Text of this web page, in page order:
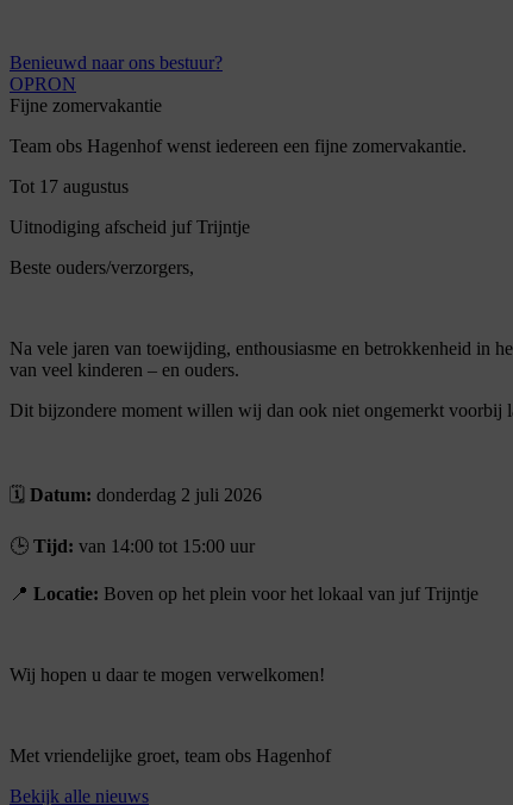
Benieuwd naar ons bestuur?
OPRON
Fijne zomervakantie
Team obs Hagenhof wenst iedereen een fijne zomervakantie.
Tot 17 augustus
Uitnodiging afscheid juf Trijntje
Beste ouders/verzorgers,
Na vele jaren van toewijding, enthousiasme en betrokkenheid in
van veel kinderen – en ouders.
Dit bijzondere moment willen wij dan ook niet ongemerkt voorbij
🗓️ Datum: donderdag 2 juli 2026
🕒 Tijd: van 14:00 tot 15:00 uur
📍 Locatie: Boven op het plein voor het lokaal van juf Trijntje
Wij hopen u daar te mogen verwelkomen!
Met vriendelijke groet, team obs Hagenhof
Bekijk alle nieuws